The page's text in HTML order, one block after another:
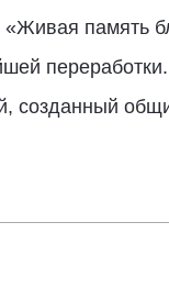
память
созданный